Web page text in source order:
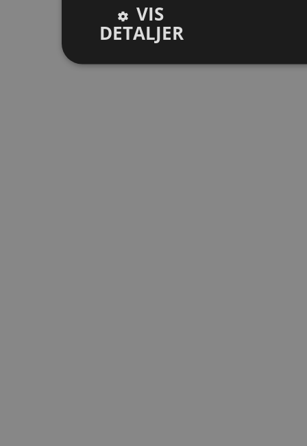
VIS
DETALJER